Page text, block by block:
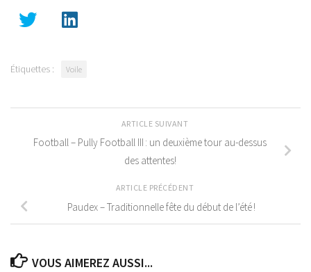
Étiquettes : Voile
ARTICLE SUIVANT
Football – Pully Football III : un deuxième tour au-dessus
des attentes!
ARTICLE PRÉCÉDENT
Paudex – Traditionnelle fête du début de l’été !
VOUS AIMEREZ AUSSI...